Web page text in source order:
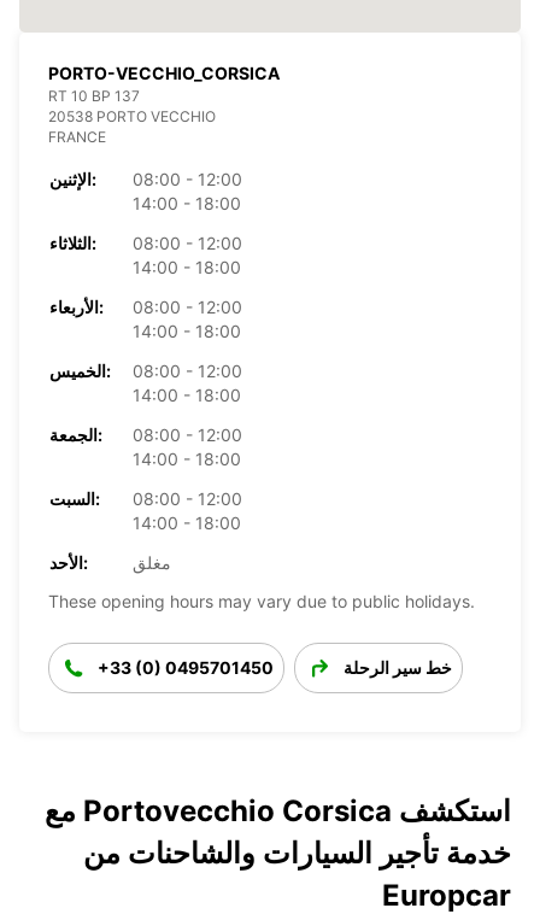
PORTO-VECCHIO_CORSICA
RT 10 BP 137
20538 PORTO VECCHIO
FRANCE
الإثنين:
08:00 - 12:00
14:00 - 18:00
الثلاثاء:
08:00 - 12:00
14:00 - 18:00
الأربعاء:
08:00 - 12:00
14:00 - 18:00
الخميس:
08:00 - 12:00
14:00 - 18:00
الجمعة:
08:00 - 12:00
14:00 - 18:00
السبت:
08:00 - 12:00
14:00 - 18:00
الأحد:
مغلق
These opening hours may vary due to public holidays.
+33 (0) 0495701450 خط سير الرحلة
استكشف Portovecchio Corsica مع
خدمة تأجير السيارات والشاحنات من
Europcar